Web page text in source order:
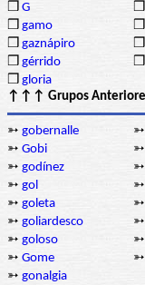
❒ G ❒
❒ gamo ❒
❒ gaznápiro ❒
❒ gérrido ❒
❒ gloria
↑↑↑ Grupos
➳ gobernalle ➳
➳ Gobi ➳
➳ godínez ➳
➳ gol ➳
➳ goleta ➳
➳ goliardesco ➳
➳ goloso ➳
➳ Gome ➳
➳ gonalgia